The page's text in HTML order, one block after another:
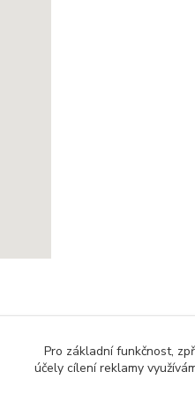
Pro základní funkčnost,
účely cílení reklamy